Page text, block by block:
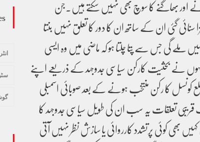
اور بھاگنے کا سوچ بھی نہیں سکتے ہیں۔جن
گئی ان کے ساتھ ان کا دور کا تعلق نہیں بنتا
ملے گی جس سے پتا چلتا ہو کہ ماضی میں وہ ایسی
نے بحثیت کارکن سیاسی جدوجہد کے ذریعے اپنے
کا رکن منتخب ہونے کے بعد صوبائی اسمبلی
تعلقات یہ سب ان کی طویل سیاسی جدوجہد کا
بھی کوئی پرتشدد کارروائی یا سازش نظر نہیں آتی